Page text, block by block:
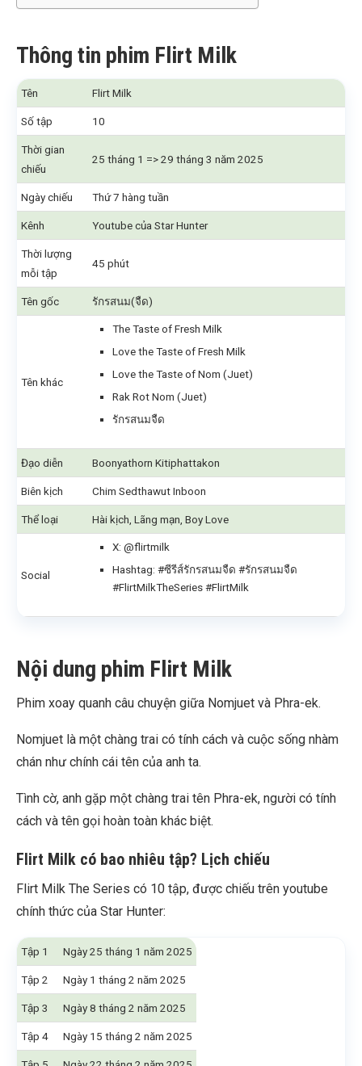
Thông tin phim Flirt Milk
Tên Flirt Milk
Số tập 10
Thời gian
chiếu
25 tháng 1 => 29 tháng 3 năm 2025
Ngày chiếu Thứ 7 hàng tuần
Kênh Youtube của Star Hunter
Thời lượng
mỗi tập
45 phút
Tên gốc รักรสนม(จืด)
Tên khác
The Taste of Fresh Milk
Love the Taste of Fresh Milk
Love the Taste of Nom (Juet)
Rak Rot Nom (Juet)
รักรสนมจืด
Đạo diễn Boonyathorn Kitiphattakon
Biên kịch Chim Sedthawut Inboon
Thể loại Hài kịch, Lãng mạn, Boy Love
Social
X: @flirtmilk
Hashtag: #ซีรีส์รักรสนมจืด #รักรสนมจืด
#FlirtMilkTheSeries #FlirtMilk
Nội dung phim Flirt Milk
Phim xoay quanh câu chuyện giữa Nomjuet và Phra-ek.
Nomjuet là một chàng trai có tính cách và cuộc sống nhàm
chán như chính cái tên của anh ta.
Tình cờ, anh gặp một chàng trai tên Phra-ek, người có tính
cách và tên gọi hoàn toàn khác biệt.
Flirt Milk có bao nhiêu tập? Lịch chiếu
Flirt Milk The Series có 10 tập, được chiếu trên youtube
chính thức của Star Hunter:
Tập 1 Ngày 25 tháng 1 năm 2025
Tập 2 Ngày 1 tháng 2 năm 2025
Tập 3 Ngày 8 tháng 2 năm 2025
Tập 4 Ngày 15 tháng 2 năm 2025